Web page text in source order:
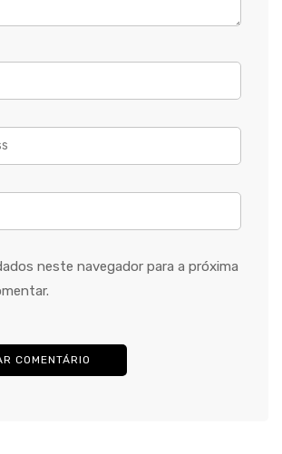
neste navegador para a próxima